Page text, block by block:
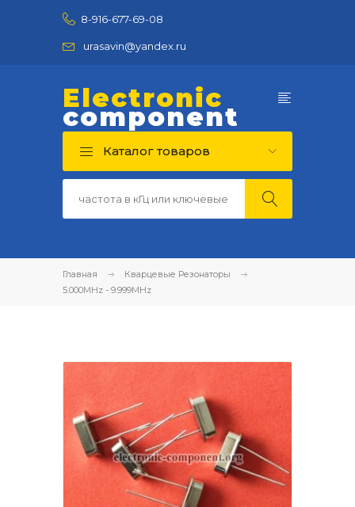
8-916-677-69-08
urasavin@yandex.ru
Electronic
component
Каталог товаров
Главная
Кварцевые Резонаторы
5.000MHz - 9.999MHz